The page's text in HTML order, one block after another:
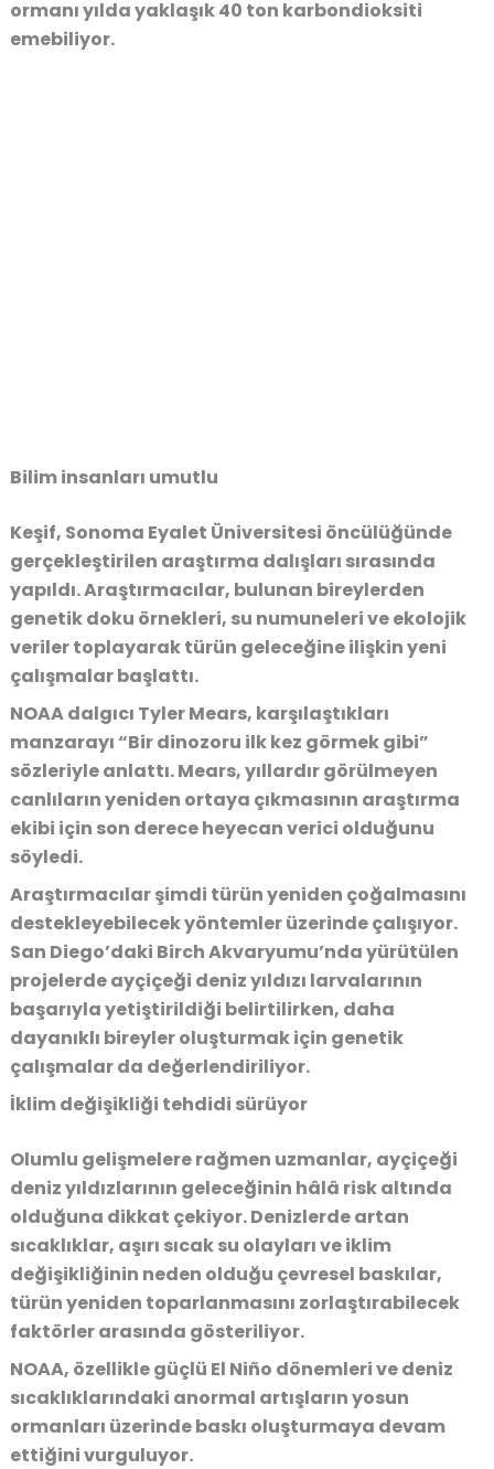
ormanı yılda yaklaşık 40 ton karbondioksiti
emebiliyor.
Bilim insanları umutlu
Keşif, Sonoma Eyalet Üniversitesi öncülüğünde
gerçekleştirilen araştırma dalışları sırasında
yapıldı. Araştırmacılar, bulunan bireylerden
genetik doku örnekleri, su numuneleri ve ekolojik
veriler toplayarak türün geleceğine ilişkin yeni
çalışmalar başlattı.
NOAA dalgıcı Tyler Mears, karşılaştıkları
manzarayı “Bir dinozoru ilk kez görmek gibi”
sözleriyle anlattı. Mears, yıllardır görülmeyen
canlıların yeniden ortaya çıkmasının araştırma
ekibi için son derece heyecan verici olduğunu
söyledi.
Araştırmacılar şimdi türün yeniden çoğalmasını
destekleyebilecek yöntemler üzerinde çalışıyor.
San Diego’daki Birch Akvaryumu’nda yürütülen
projelerde ayçiçeği deniz yıldızı larvalarının
başarıyla yetiştirildiği belirtilirken, daha
dayanıklı bireyler oluşturmak için genetik
çalışmalar da değerlendiriliyor.
İklim değişikliği tehdidi sürüyor
Olumlu gelişmelere rağmen uzmanlar, ayçiçeği
deniz yıldızlarının geleceğinin hâlâ risk altında
olduğuna dikkat çekiyor. Denizlerde artan
sıcaklıklar, aşırı sıcak su olayları ve iklim
değişikliğinin neden olduğu çevresel baskılar,
türün yeniden toparlanmasını zorlaştırabilecek
faktörler arasında gösteriliyor.
NOAA, özellikle güçlü El Niño dönemleri ve deniz
sıcaklıklarındaki anormal artışların yosun
ormanları üzerinde baskı oluşturmaya devam
ettiğini vurguluyor.